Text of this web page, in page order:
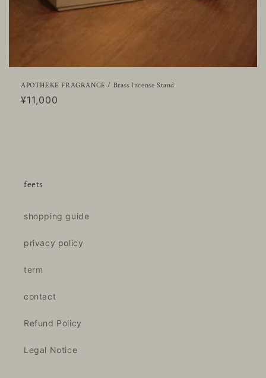
APOTHEKE FRAGRANCE / Brass Incense Stand
通
¥11,000
feets
shopping guide
privacy policy
term
contact
Refund Policy
Legal Notice